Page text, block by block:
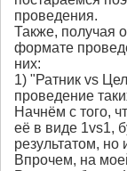
проведения.
Также, получая
формате
них:
1) "Ратник vs
проведение
Начнём с того,
её в виде 1vs1,
результатом,
Впрочем, на